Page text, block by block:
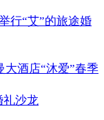
行“艾”的旅途婚
大酒店“沐爱”春季
礼沙龙